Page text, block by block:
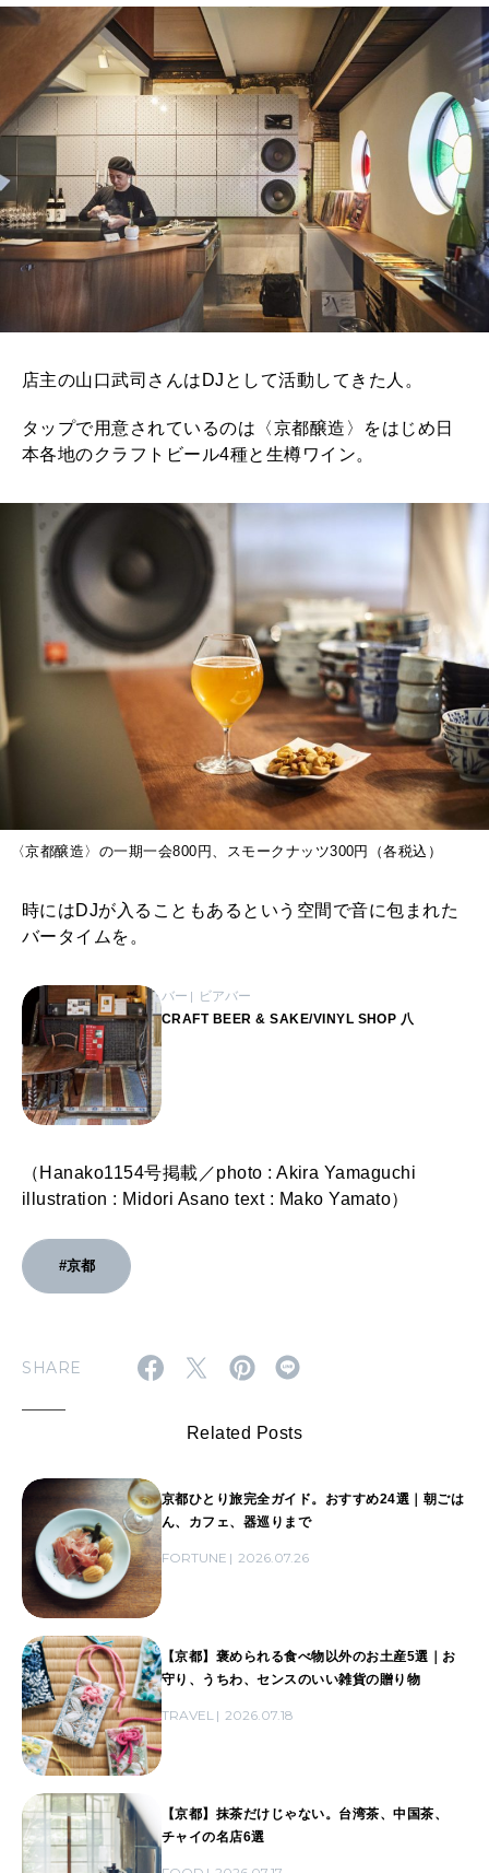
店主の山口武司さんはDJとして活動してきた人。
タップで用意されているのは〈京都醸造〉をはじめ日
本各地のクラフトビール4種と生樽ワイン。
〈京都醸造〉の一期一会800円、スモークナッツ300円（各税込）
時にはDJが入ることもあるという空間で音に包まれた
バータイムを。
バー ビアバー
CRAFT BEER & SAKE/VINYL SHOP 八
（Hanako1154号掲載／photo : Akira Yamaguchi
illustration : Midori Asano text : Mako Yamato）
#京都
SHARE
Related Posts
京都ひとり旅完全ガイド。おすすめ24選｜朝ごは
ん、カフェ、器巡りまで
FORTUNE 2026.07.26
【京都】褒められる食べ物以外のお土産5選｜お
守り、うちわ、センスのいい雑貨の贈り物
TRAVEL 2026.07.18
【京都】抹茶だけじゃない。台湾茶、中国茶、
チャイの名店6選